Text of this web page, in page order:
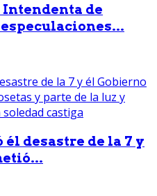
Intendenta de
desastre de la 7 y